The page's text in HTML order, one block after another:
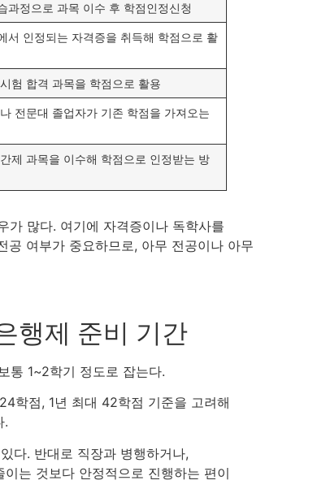
과정으로 과목 이수 후 학점인정신청
서 인정되는 자격증을 취득해 학점으로 활
험 합격 과목을 학점으로 활용
전문대 졸업자가 기존 학점을 가져오는
제 과목을 이수해 학점으로 인정받는 방
가 많다. 여기에 자격증이나 독학사를
공 여부가 중요하므로, 아무 전공이나 아무
행제 준비 기간
통 1~2학기 정도로 잡는다.
학점, 1년 최대 42학점 기준을 고려해
.
다. 반대로 직장과 병행하거나,
는 것보다 안정적으로 진행하는 편이